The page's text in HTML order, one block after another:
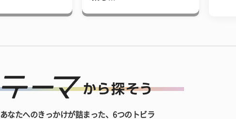
あなたへのきっかけが詰まった、6つのトビラ